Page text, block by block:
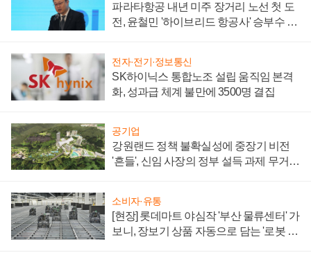
파라타항공 내년 미주 장거리 노선 첫 도
전, 윤철민 '하이브리드 항공사' 승부수 통
전자·전기·정보통신
SK하이닉스 통합노조 설립 움직임 본격
화, 성과급 체계 불만에 3500명 결집
공기업
강원랜드 정책 불확실성에 중장기 비전
'흔들', 신임 사장의 정부 설득 과제 무거워
소비자·유통
[현장] 롯데마트 야심작 '부산 물류센터' 가
보니, 장보기 상품 자동으로 담는 '로봇 40